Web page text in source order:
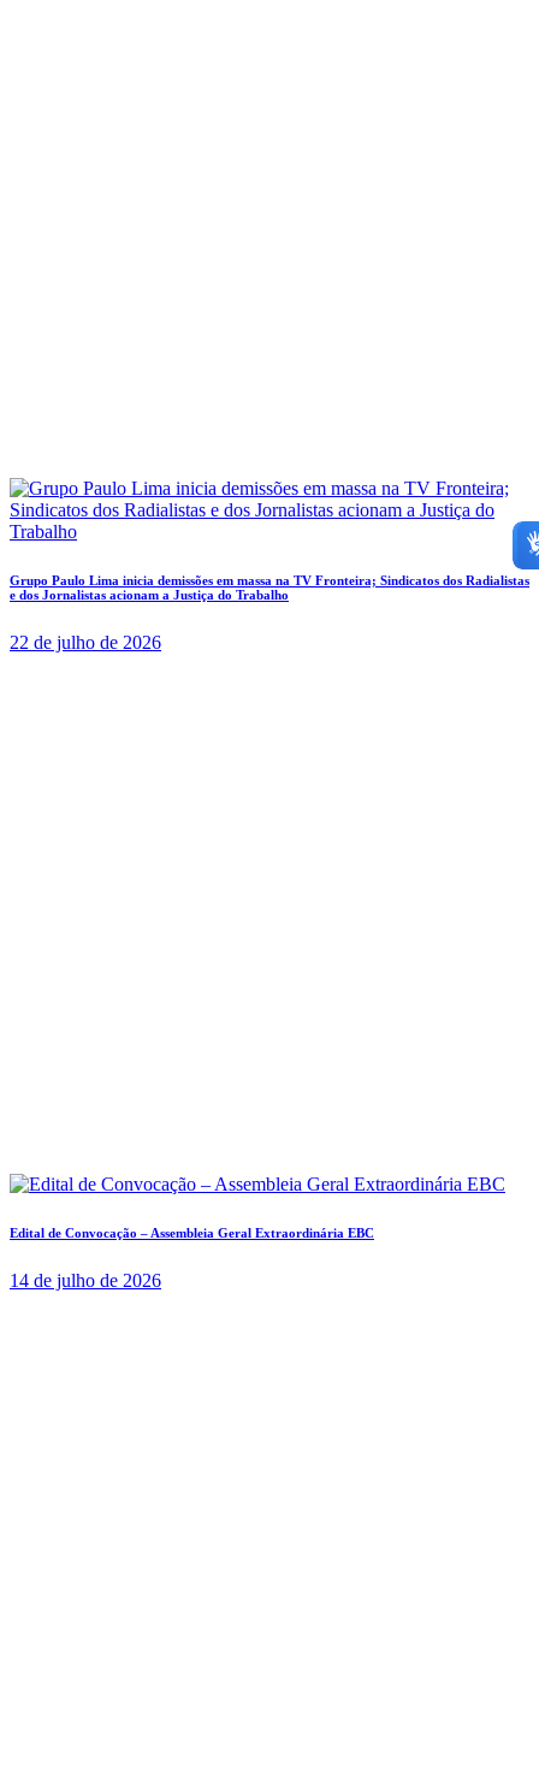
Grupo Paulo Lima inicia demissões em massa na TV Fronteira; Sindicatos dos Radialistas
e dos Jornalistas acionam a Justiça do Trabalho
22 de julho de 2026
Edital de Convocação – Assembleia Geral Extraordinária EBC
14 de julho de 2026